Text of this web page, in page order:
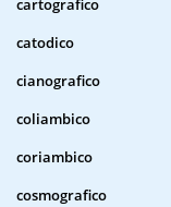
cartografico
catodico
cianografico
coliambico
coriambico
cosmografico